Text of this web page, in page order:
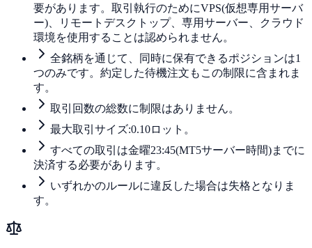
要があります。取引執行のためにVPS(仮想専用サーバ
ー)、リモートデスクトップ、専用サーバー、クラウド
環境を使用することは認められません。
全銘柄を通じて、同時に保有できるポジションは1
つのみです。約定した待機注文もこの制限に含まれま
す。
取引回数の総数に制限はありません。
最大取引サイズ:0.10ロット。
すべての取引は金曜23:45(MT5サーバー時間)までに
決済する必要があります。
いずれかのルールに違反した場合は失格となりま
す。